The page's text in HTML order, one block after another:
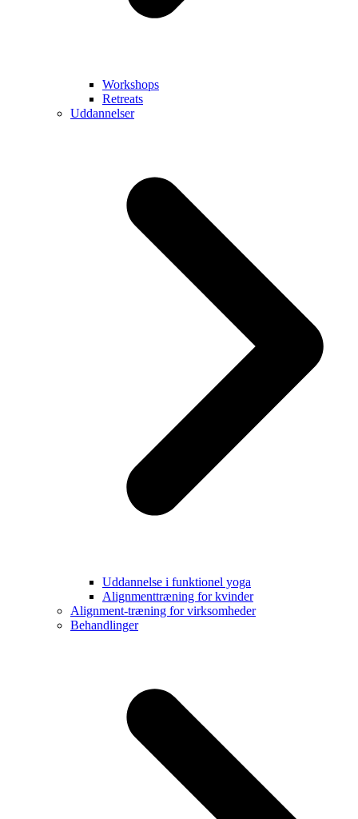
Workshops
Retreats
Uddannelser
Uddannelse i funktionel yoga
Alignmenttræning for kvinder
Alignment-træning for virksomheder
Behandlinger